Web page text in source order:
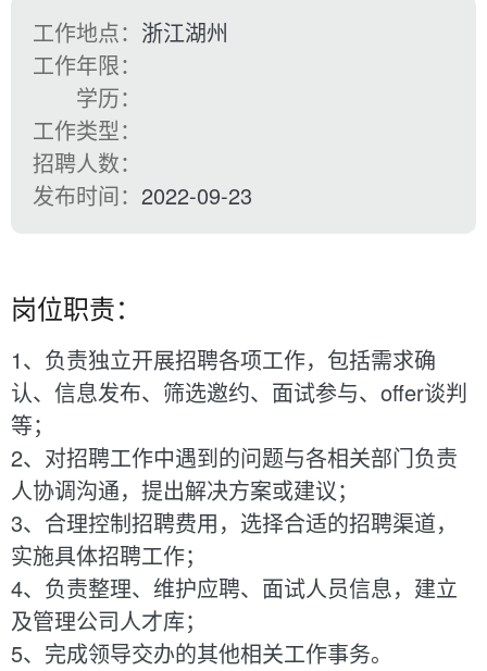
工作地点： 浙江湖州
工作年限：
学历：
工作类型：
招聘人数：
发布时间： 2022-09-23
岗位职责：
1、负责独立开展招聘各项工作，包括需求确
认、信息发布、筛选邀约、面试参与、offer谈判
等；
2、对招聘工作中遇到的问题与各相关部门负责
人协调沟通，提出解决方案或建议；
3、合理控制招聘费用，选择合适的招聘渠道，
实施具体招聘工作；
4、负责整理、维护应聘、面试人员信息，建立
及管理公司人才库；
5、完成领导交办的其他相关工作事务。